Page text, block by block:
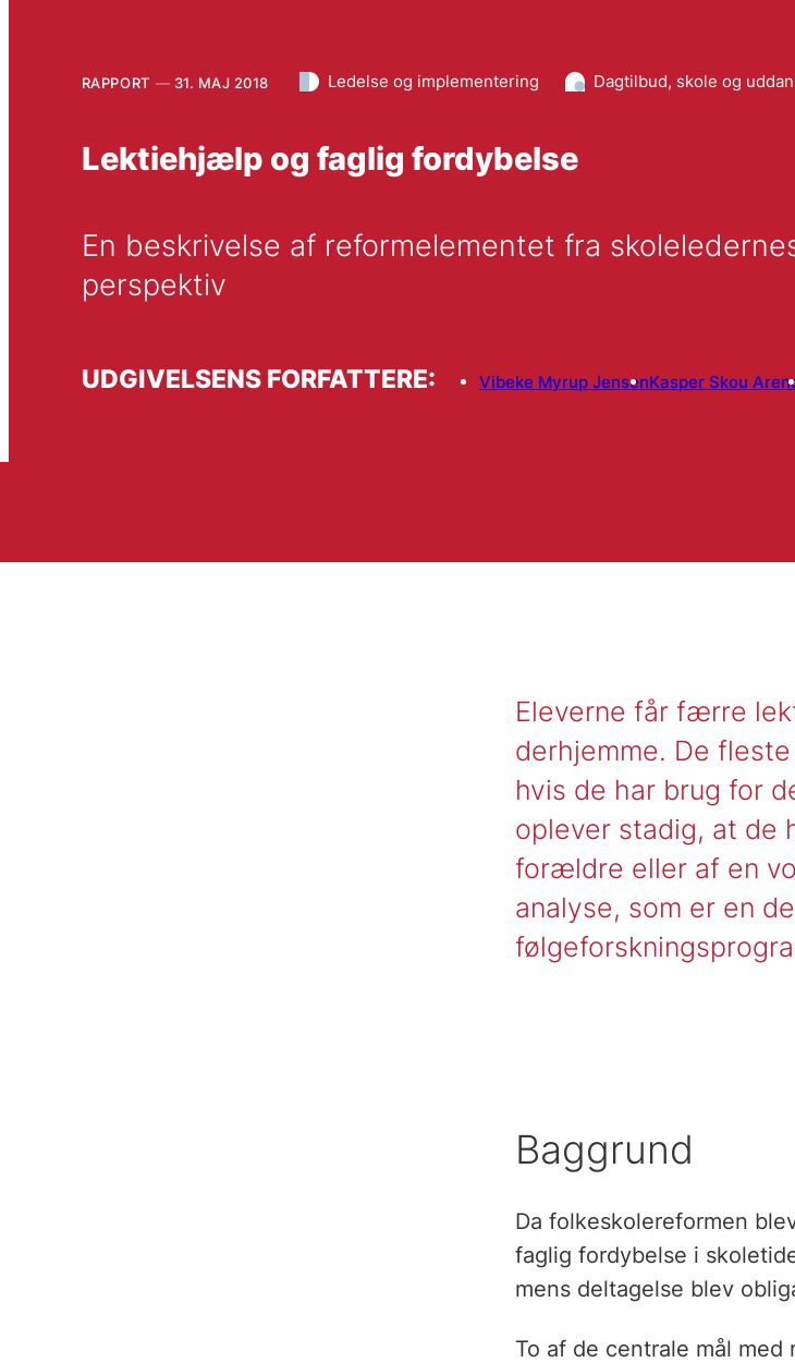
RAPPORT 31. MAJ 2018 Ledelse og implementering Dagtilbud, skole og
Lektiehjælp og faglig fordybelse
En beskrivelse af reformelementet fra
perspektiv
UDGIVELSENS FORFATTERE: Vibeke Myrup JensenKasper Skou
Eleverne får færre
derhjemme. De
hvis de har brug for
oplever stadig, at de
forældre eller af en
analyse, som er en
Baggrund
Da folkeskolereformen
faglig fordybelse i
mens deltagelse blev
To af de centrale mål